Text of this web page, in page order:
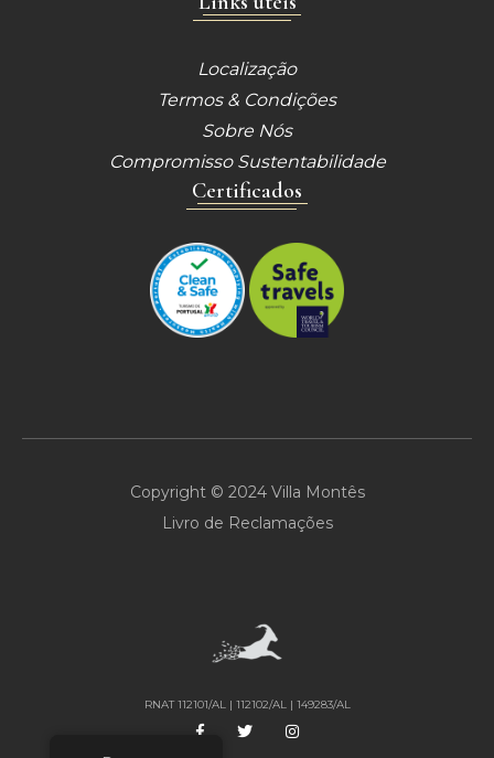
Localização
Termos & Condições
Sobre Nós
Compromisso Sustentabilidade
Certificados
Copyright © 2024 Villa Montês
Livro de Reclamações
RNAT 112101/AL | 112102/AL | 149283/AL